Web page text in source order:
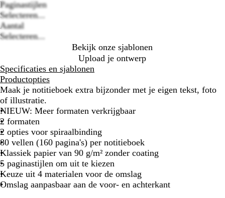
Paginastijlen
Selecteren...
Aantal
Selecteren...
Bekijk onze sjablonen
Upload je ontwerp
Specificaties en sjablonen
Productopties
Maak je notitieboek extra bijzonder met je eigen tekst, foto
of illustratie.
NIEUW: Meer formaten verkrijgbaar
2 formaten
2 opties voor spiraalbinding
80 vellen (160 pagina's) per notitieboek
Klassiek papier van 90 g/m² zonder coating
5 paginastijlen om uit te kiezen
Keuze uit 4 materialen voor de omslag
Omslag aanpasbaar aan de voor- en achterkant